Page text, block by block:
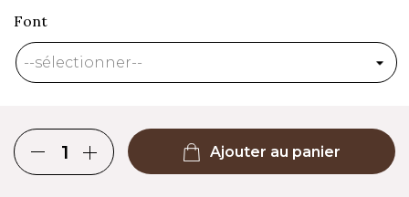
Font
Ajouter au panier